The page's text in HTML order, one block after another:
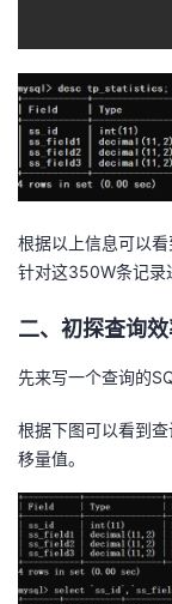
根据以上信息可以
针对这350W条记录
二、初探查询
先来写一个查询的
根据下图可以看到
移量值。